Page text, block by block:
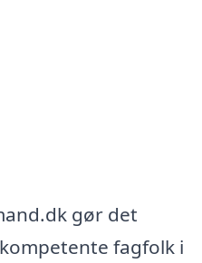
gør det
fagfolk i